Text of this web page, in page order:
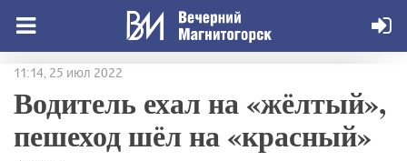
11:14, 25 июл 2022
Водитель ехал на «жёлтый»,
пешеход шёл на «красный»